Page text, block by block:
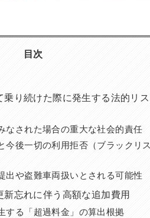
目次
り続けた際に発生する法的リス
なされた場合の重大な社会的責任
今後一切の利用拒否（ブラックリ
出や盗難車両扱いとされる可能性
忘れに伴う高額な追加費用
する「超過料金」の算出根拠